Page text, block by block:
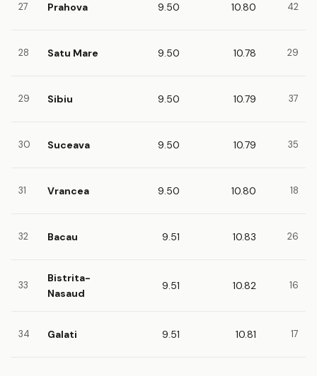
27 Prahova 9.50 10.80 42
28 Satu Mare 9.50 10.78 29
29 Sibiu 9.50 10.79 37
30 Suceava 9.50 10.79 35
31 Vrancea 9.50 10.80 18
32 Bacau 9.51 10.83 26
33
Bistrita-
Nasaud
9.51 10.82 16
34 Galati 9.51 10.81 17